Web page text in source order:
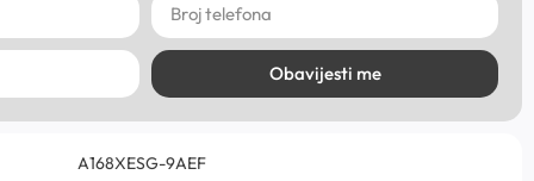
Obavijesti me
A168XESG-9AEF